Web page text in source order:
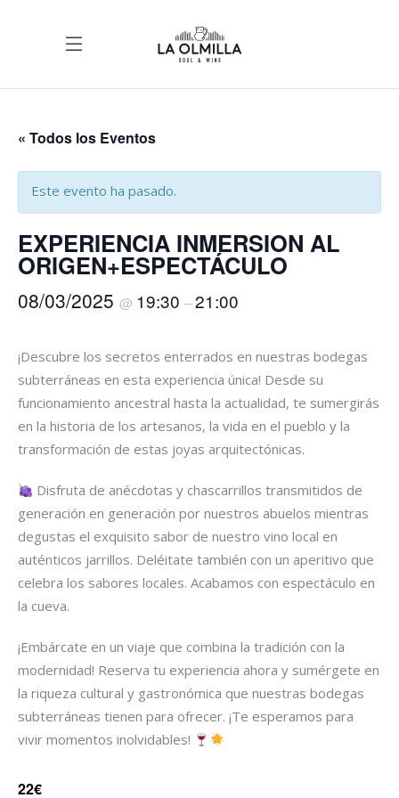
« Todos los Eventos
Este evento ha pasado.
EXPERIENCIA INMERSION AL
ORIGEN+ESPECTÁCULO
08/03/2025 @ 19:30 –21:00
¡Descubre los secretos enterrados en nuestras bodegas
subterráneas en esta experiencia única! Desde su
funcionamiento ancestral hasta la actualidad, te sumergirás
en la historia de los artesanos, la vida en el pueblo y la
transformación de estas joyas arquitectónicas.
Disfruta de anécdotas y chascarrillos transmitidos de
generación en generación por nuestros abuelos mientras
degustas el exquisito sabor de nuestro vino local en
auténticos jarrillos. Deléitate también con un aperitivo que
celebra los sabores locales. Acabamos con espectáculo en
la cueva.
¡Embárcate en un viaje que combina la tradición con la
modernidad! Reserva tu experiencia ahora y sumérgete en
la riqueza cultural y gastronómica que nuestras bodegas
subterráneas tienen para ofrecer. ¡Te esperamos para
vivir momentos inolvidables!
22€